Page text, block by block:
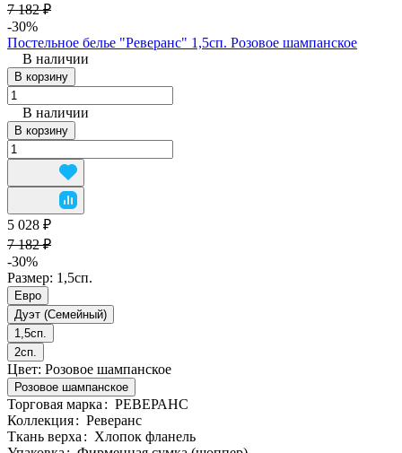
7 182 ₽
-30%
Постельное белье "Реверанс" 1,5сп. Розовое шампанское
В наличии
В корзину
В наличии
В корзину
5 028 ₽
7 182 ₽
-30%
Размер: 1,5сп.
Евро
Дуэт (Семейный)
1,5сп.
2сп.
Цвет: Розовое шампанское
Розовое шампанское
Торговая марка : РЕВЕРАНС
Коллекция: Реверанс
Ткань верха : Хлопок фланель